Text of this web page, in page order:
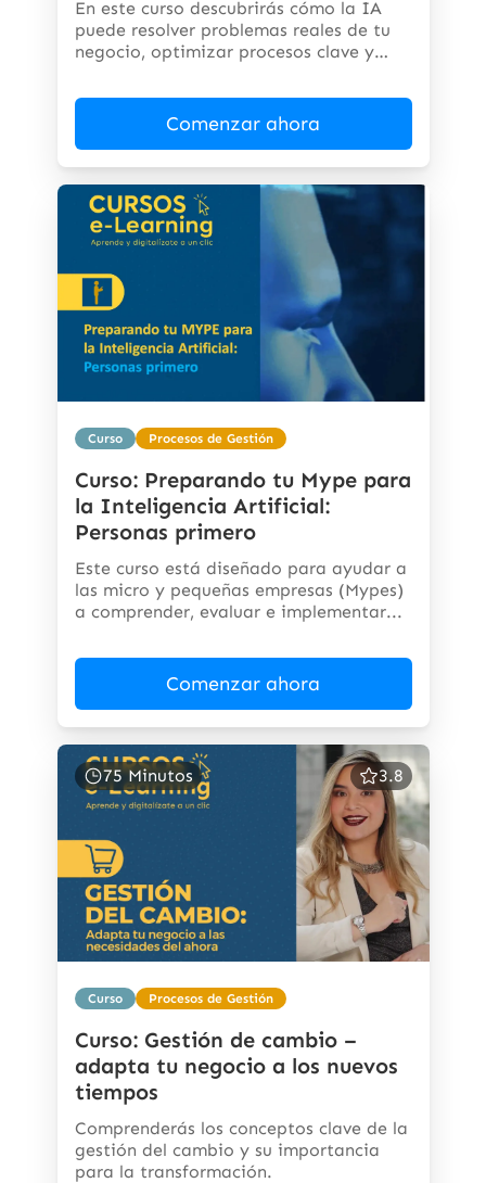
En este curso descubrirás cómo la IA
puede resolver problemas reales de tu
negocio, optimizar procesos clave y
Comenzar ahora
Curso Procesos de Gestión
Curso: Preparando tu Mype para
la Inteligencia Artificial:
Personas primero
Este curso está diseñado para ayudar a
las micro y pequeñas empresas (Mypes)
a comprender, evaluar e implementar...
Comenzar ahora
75 Minutos 3.8
Curso Procesos de Gestión
Curso: Gestión de cambio –
adapta tu negocio a los nuevos
tiempos
Comprenderás los conceptos clave de la
gestión del cambio y su importancia
para la transformación.